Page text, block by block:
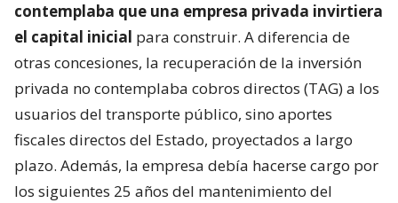
contemplaba que una empresa privada invirtiera
el capital inicial para construir. A diferencia de
otras concesiones, la recuperación de la inversión
privada no contemplaba cobros directos (TAG) a los
usuarios del transporte público, sino aportes
fiscales directos del Estado, proyectados a largo
plazo. Además, la empresa debía hacerse cargo por
los siguientes 25 años del mantenimiento del